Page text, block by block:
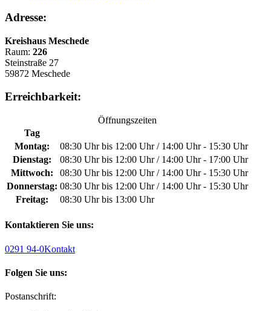
Adresse:
Kreishaus Meschede
Raum: 226
Steinstraße 27
59872 Meschede
Erreichbarkeit:
Öffnungszeiten
Tag
Montag:
08:30 Uhr bis 12:00 Uhr / 14:00 Uhr - 15:30 Uhr
Dienstag:
08:30 Uhr bis 12:00 Uhr / 14:00 Uhr - 17:00 Uhr
Mittwoch:
08:30 Uhr bis 12:00 Uhr / 14:00 Uhr - 15:30 Uhr
Donnerstag: 08:30 Uhr bis 12:00 Uhr / 14:00 Uhr - 15:30 Uhr
Freitag:
08:30 Uhr bis 13:00 Uhr
Kontaktieren Sie uns:
0291 94-0Kontakt
Folgen Sie uns:
Postanschrift: